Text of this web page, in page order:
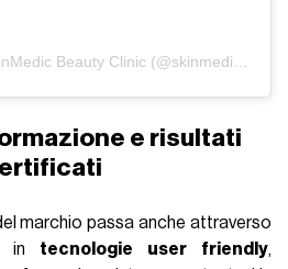
e risultati
marchio passa anche attraverso
in tecnologie user friendly,